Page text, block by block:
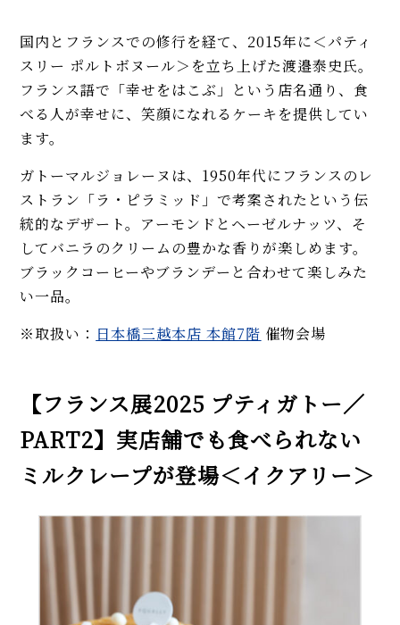
国内とフランスでの修行を経て、2015年に＜パティ
スリー ポルトボヌール＞を立ち上げた渡邉泰史氏。
フランス語で「幸せをはこぶ」という店名通り、食
べる人が幸せに、笑顔になれるケーキを提供してい
ます。
ガトーマルジョレーヌは、1950年代にフランスのレ
ストラン「ラ・ピラミッド」で考案されたという伝
統的なデザート。アーモンドとヘーゼルナッツ、そ
してバニラのクリームの豊かな香りが楽しめます。
ブラックコーヒーやブランデーと合わせて楽しみた
い一品。
※取扱い： 日本橋三越本店 本館7階 催物会場
【フランス展2025 プティガトー／
PART2】実店舗でも食べられない
ミルクレープが登場＜イクアリー＞